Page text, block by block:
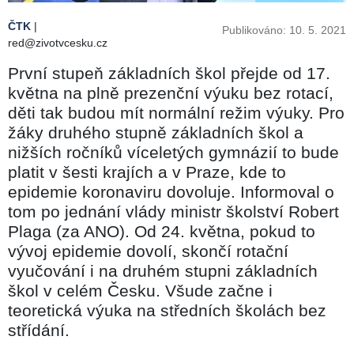
ČTK |
red@zivotvcesku.cz
Publikováno: 10. 5. 2021
První stupeň základních škol přejde od 17.
května na plně prezenční výuku bez rotací,
děti tak budou mít normální režim výuky. Pro
žáky druhého stupně základních škol a
nižších ročníků víceletých gymnázií to bude
platit v šesti krajích a v Praze, kde to
epidemie koronaviru dovoluje. Informoval o
tom po jednání vlády ministr školství Robert
Plaga (za ANO). Od 24. května, pokud to
vývoj epidemie dovolí, skončí rotační
vyučování i na druhém stupni základních
škol v celém Česku. Všude začne i
teoretická výuka na středních školách bez
střídání.